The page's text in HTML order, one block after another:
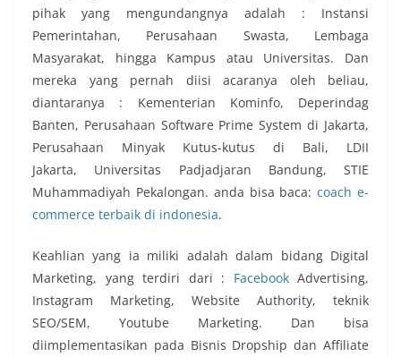
pihak yang mengundangnya adalah : Instansi
Pemerintahan, Perusahaan Swasta, Lembaga
Masyarakat, hingga Kampus atau Universitas. Dan
mereka yang pernah diisi acaranya oleh beliau,
diantaranya : Kementerian Kominfo, Deperindag
Banten, Perusahaan Software Prime System di Jakarta,
Perusahaan Minyak Kutus-kutus di Bali, LDII
Jakarta, Universitas Padjadjaran Bandung, STIE
Muhammadiyah Pekalongan. anda bisa baca:coach e-
commerce terbaik di indonesia.
Keahlian yang ia miliki adalah dalam bidang Digital
Marketing, yang terdiri dari : FacebookAdvertising,
Instagram Marketing, Website Authority, teknik
SEO/SEM, Youtube Marketing. Dan bisa
diimplementasikan pada Bisnis Dropship dan Affiliate